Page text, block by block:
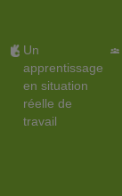
Un
apprentissage
en situation
réelle de
travail